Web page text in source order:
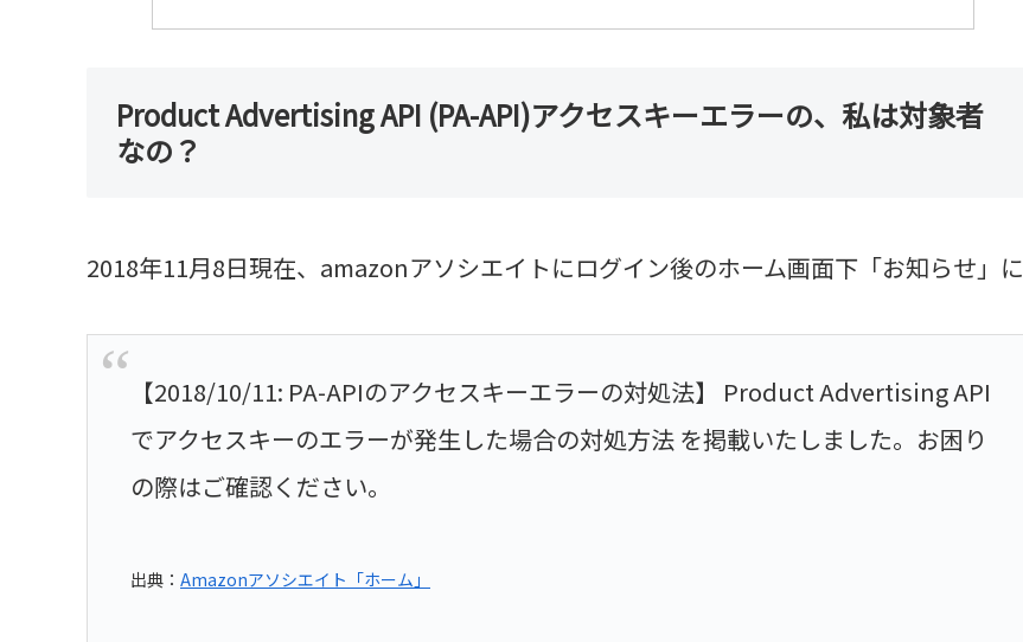
Product Advertising API (PA-API)アクセスキーエラーの、私は対象者
なの？
2018年11月8日現在、amazonアソシエイトにログイン後のホーム画面下「お知らせ」に
【2018/10/11: PA-APIのアクセスキーエラーの対処法】 Product Advertising API
でアクセスキーのエラーが発生した場合の対処方法 を掲載いたしました。お困り
の際はご確認ください。
出典： Amazonアソシエイト「ホーム」